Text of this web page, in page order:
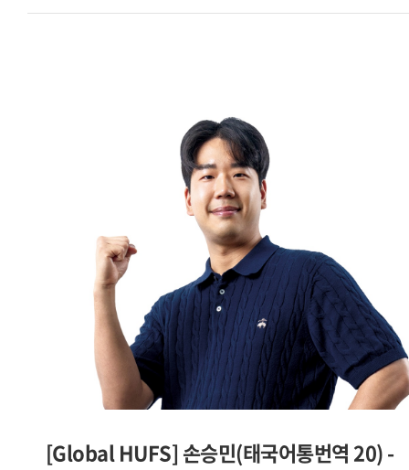
학생 참여형 진로 취업 홍보 활동의 우수성을 인정받았다.우리
대학일자리플러스센터(거점형) 사업을 비롯해 고용노동부의
재학생 맞춤형 고용서비스와 졸업생 특화프로그램 등을
학생들에게 알리고 참여를 확대하기 위한 다양한 홍보 활동을
펼쳤다.특히 카드뉴스와 숏폼 영상 등 학생들의 이용 방식에
맞춘 디지털 콘텐츠를 제작 운영하며 SNS 팔로워를 16.1%
늘렸고, 콘텐츠 최고 조회수 1만7천 회를 기록하는 등 높은 홍
성과를 거뒀다.이 같은 성과를 바탕으로 제8기
진로취업지원센터 서포터즈는 지난 7월 28일
서울고용복지플러스센터 청년ON 라운지 다목적홀에서 열린
「2026년 서울 지역 대학일자리플러스센터 성과공유회」에서
심사 결과 1위를 기록하며 우수상을 수상했다.서포터즈 대표
서민성 학생(차이나데이터큐레이션전공 23)은 "학생들의
노력했다"며 "학생들과의 공감과 소통을 중심으로 한 활동이
[Global HUFS] 손승민(태국어통번역 20) -